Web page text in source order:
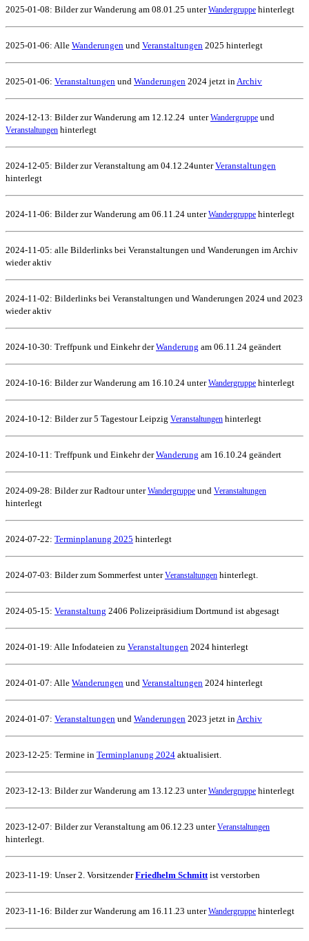
2025-01-08: Bilder zur Wanderung am 08.01.25 unterWandergruppe hinterlegt
2025-01-06: Alle Wanderungen und Veranstaltungen 2025 hinterlegt
2025-01-06: Veranstaltungen und Wanderungen 2024 jetzt in Archiv
2024-12-13: Bilder zur Wanderung am 12.12.24 unterWandergruppe und
Veranstaltungen hinterlegt
2024-12-05: Bilder zur Veranstaltung am 04.12.24unterVeranstaltungen
hinterlegt
2024-11-06: Bilder zur Wanderung am 06.11.24 unterWandergruppe hinterlegt
2024-11-05: alle Bilderlinks bei Veranstaltungen und Wanderungen im Archiv
wieder aktiv
2024-11-02: Bilderlinks bei Veranstaltungen und Wanderungen 2024 und 2023
wieder aktiv
2024-10-30: Treffpunk und Einkehr derWanderung am 06.11.24 geändert
2024-10-16: Bilder zur Wanderung am 16.10.24 unterWandergruppe hinterlegt
2024-10-12: Bilder zur 5 Tagestour Leipzig Veranstaltungen hinterlegt
2024-10-11: Treffpunk und Einkehr derWanderung am 16.10.24 geändert
2024-09-28: Bilder zur Radtour unterWandergruppe und Veranstaltungen
hinterlegt
2024-07-22: Terminplanung 2025 hinterlegt
2024-07-03: Bilder zum Sommerfest unterVeranstaltungen hinterlegt.
2024-05-15: Veranstaltung 2406 Polizeipräsidium Dortmund ist abgesagt
2024-01-19: Alle Infodateien zu Veranstaltungen 2024 hinterlegt
2024-01-07: Alle Wanderungen und Veranstaltungen 2024 hinterlegt
2024-01-07: Veranstaltungen und Wanderungen 2023 jetzt in Archiv
2023-12-25: Termine in Terminplanung 2024 aktualisiert.
2023-12-13: Bilder zur Wanderung am 13.12.23 unterWandergruppe hinterlegt
2023-12-07: Bilder zur Veranstaltung am 06.12.23 unterVeranstaltungen
hinterlegt.
2023-11-19: Unser 2. VorsitzenderFriedhelm Schmitt ist verstorben
2023-11-16: Bilder zur Wanderung am 16.11.23 unterWandergruppe hinterlegt